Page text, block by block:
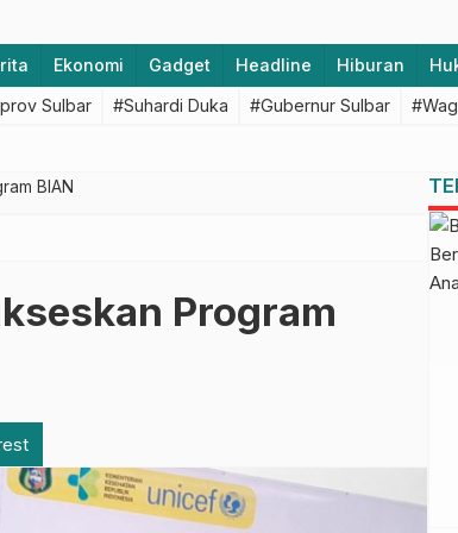
Ekonomi Gadget Headline Hiburan
Sulbar #Suhardi Duka #Gubernur Sulbar
BIAN
Program